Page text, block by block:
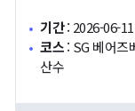
기간: 2026-06-
코스: SG 베어즈
산수